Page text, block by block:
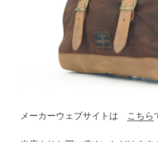
メーカーウェブサイトは こちら